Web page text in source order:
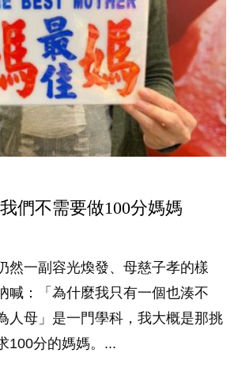
們不需要做100分媽媽
然一副容光煥發、母慈子孝的樣
喊：「為什麼我只有一個也湊不
人母」是一門學科，我大概是那挑
100分的媽媽。...